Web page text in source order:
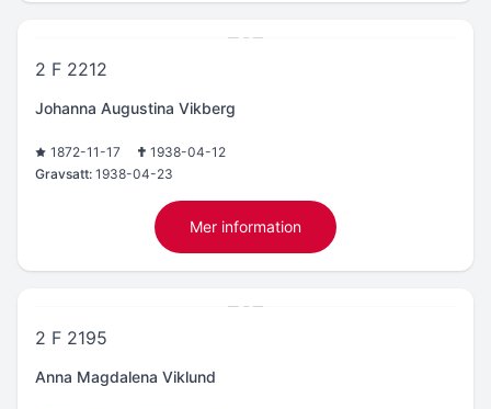
2 F 2212
Johanna Augustina Vikberg
1872-11-17
1938-04-12
Gravsatt: 1938-04-23
Mer information
2 F 2195
Anna Magdalena Viklund